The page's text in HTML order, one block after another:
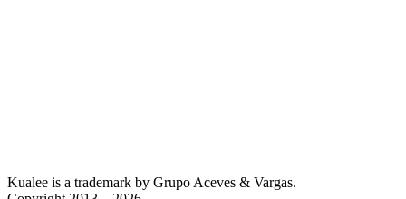
Kualee is a trademark by Grupo Aceves & Vargas.